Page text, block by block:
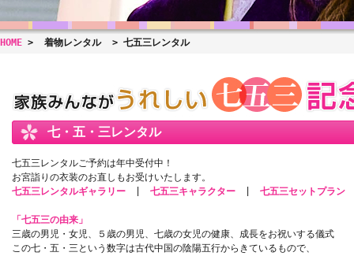
HOME > 着物レンタル> 七五三レンタル
七・五・三レンタル
七五三レンタルご予約は年中受付中！
お宮詣りの衣装のお直しもお受けいたします。
七五三レンタルギャラリー
七五三キャラクター 七五三セットプラン
「七五三の由来」
三歳の男児・女児、５歳の男児、七歳の女児の健康、成長をお祝いする儀式
この七・五・三という数字は古代中国の陰陽五行からきているもので、